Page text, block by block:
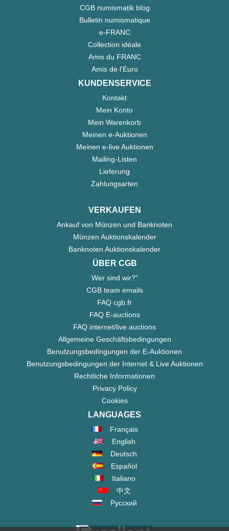
CGB numismatik blog
Bulletin numismatique
e-FRANC
Collection idéale
Amis du FRANC
Amis de l'Euro
KUNDENSERVICE
Kontakt
Mein Konto
Mein Warenkorb
Meinen e-Auktionen
Meinen e-live Auktionen
Mailing-Listen
Lieferung
Zahlungsarten
VERKAUFEN
Ankauf von Münzen und Banknoten
Münzen Auktionskalender
Banknoten Auktionskalender
ÜBER CGB
Wer sind wir?"
CGB team emails
FAQ cgb.fr
FAQ E-auctions
FAQ internet/live auctions
Allgemeine Geschäftsbedingungen
Benutzungsbedingungen der E-Auktionen
Benutzungsbedingungen der Internet & Live Auktionen
Rechtliche Informationen
Privacy Policy
Cookies
LANGUAGES
Français
English
Deutsch
Español
Italiano
中文
Русский